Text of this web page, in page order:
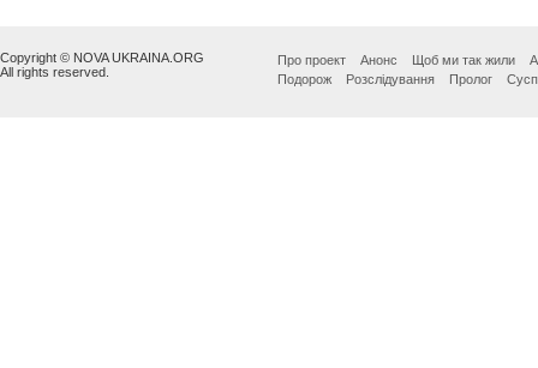
Copyright © NOVA UKRAINA.ORG
All rights reserved.
Про проект Анонс Щоб ми так жили
Подорож
Розслідування Пролог